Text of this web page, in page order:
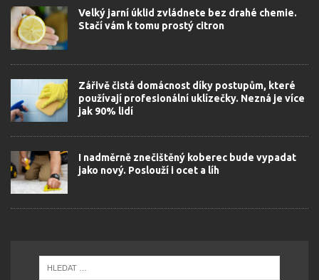
Velký jarní úklid zvládnete bez drahé chemie.
Stačí vám k tomu prostý citron
Zářivě čistá domácnost díky postupům, které
používají profesionální uklízečky. Nezná je více
jak 90% lidí
I nadměrně znečištěný koberec bude vypadat
jako nový. Poslouží i ocet a líh